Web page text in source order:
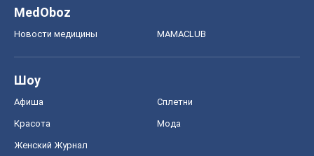
MedOboz
Новости медицины MAMACLUB
Шоу
Афиша Сплетни
Красота Мода
Женский Журнал